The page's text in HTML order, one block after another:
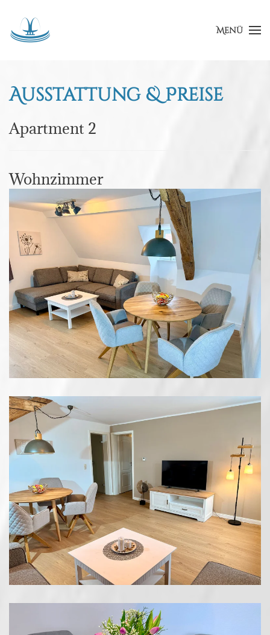
Menü
Ausstattung & Preise
Apartment 2
Wohnzimmer